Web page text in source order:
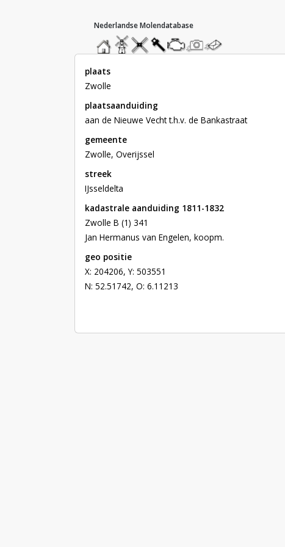
hoofdmenu
homemolendatabase
roedendatabase
assendatabase
motorendatabase
stuur
een
stuur
een
plaats
Zwolle
plaatsaanduiding
aan de Nieuwe Vecht t.h.v. de Bankastraat
gemeente
Zwolle, Overijssel
streek
IJsseldelta
kadastrale aanduiding 1811-1832
Zwolle B (1) 341
Jan Hermanus van Engelen, koopm.
geo positie
X: 204206, Y: 503551
N: 52.51742, O: 6.11213